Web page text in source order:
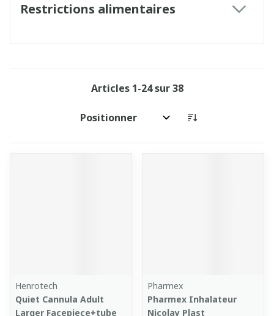
Restrictions alimentaires
Articles 1-24sur38
Trier par:
Henrotech
Quiet Cannula Adult
Larger Facepiece+tube
Pharmex
Pharmex Inhalateur
Nicolay Plast